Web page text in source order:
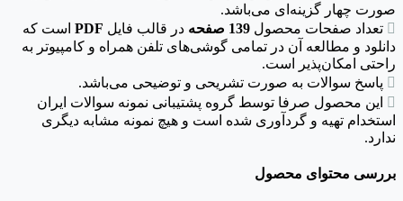
صورت چهار گزینه‌ای می‌باشد.
 تعداد صفحات محصول 139 صفحه در قالب فایل PDF است که
دانلود و مطالعه آن در تمامی گوشی‌های تلفن همراه و کامپیوتر به
راحتی امکان‌پذیر است.
 پاسخ سوالات به صورت تشریحی و توضیحی می‌باشد.

این محصول صرفا توسط گروه پشتیبانی نمونه سوالات ایران
استخدام تهیه و گردآوری شده است و هیچ نمونه مشابه دیگری
ندارد.
بررسی محتوای محصول